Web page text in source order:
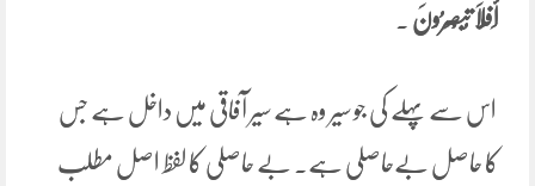
أَفَلَا تُبْصِرُونَ
اس سے پہلے کی جو سیر وہ ہے سیر آفاقی میں داخل ہے جس
کا حاصل بےحاصلی ہے۔ بے حاصلی کا لفظ اصل مطلب